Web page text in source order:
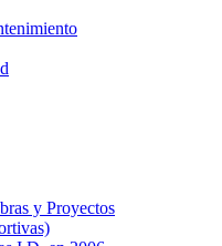
y Proyectos